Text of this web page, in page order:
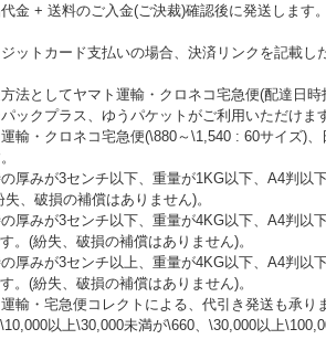
金 + 送料のご入金(ご決裁)確認後に発送します。
ットカード支払いの場合、決済リンクを記載し
法としてヤマト運輸・クロネコ宅急便(配達日時
ックプラス、ゆうパケットがご利用いただけま
輸・クロネコ宅急便(\880～\1,540 : 60サイズ)
厚みが3センチ以下、重量が1KG以下、A4判以
失、破損の補償はありません)。
厚みが3センチ以下、重量が4KG以下、A4判以
。(紛失、破損の補償はありません)。
厚みが3センチ以上、重量が4KG以下、A4判以
。(紛失、破損の補償はありません)。
輸・宅急便コレクトによる、代引き発送も承
以上\30,000未満が\660、\30,000以上